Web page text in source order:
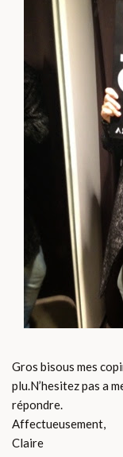
Gros bisous mes
plu.N’hesitez pas a
répondre.
Affectueusement,
Claire